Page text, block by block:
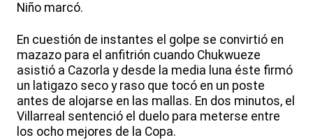
Niño marcó.
En cuestión de instantes el golpe se convirtió en
mazazo para el anfitrión cuando Chukwueze
asistió a Cazorla y desde la media luna éste firmó
un latigazo seco y raso que tocó en un poste
antes de alojarse en las mallas. En dos minutos, el
Villarreal sentenció el duelo para meterse entre
los ocho mejores de la Copa.